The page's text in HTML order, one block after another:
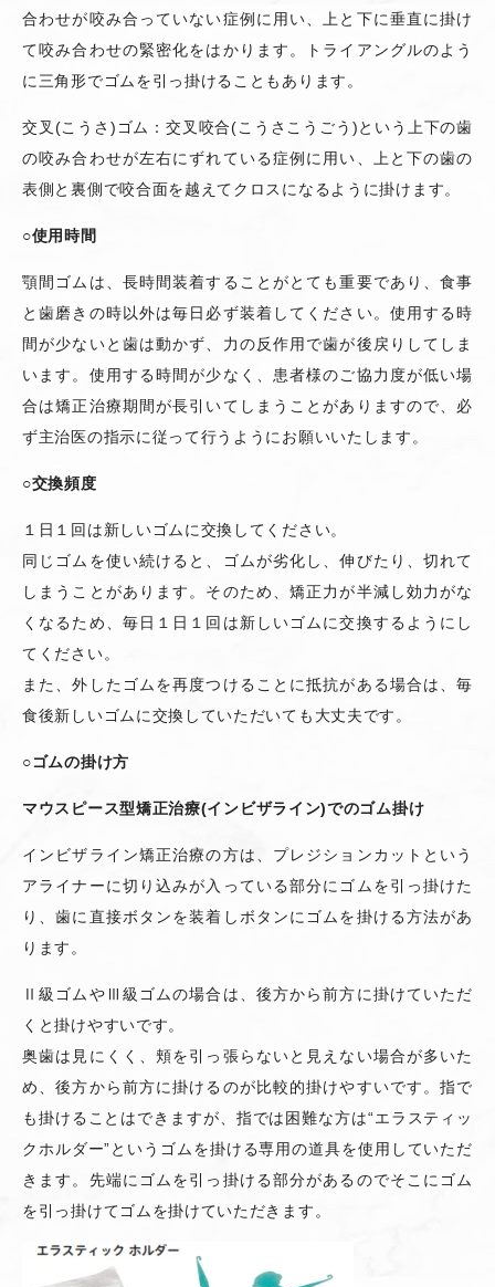
合わせが咬み合っていない症例に用い、上と下に垂直に掛け
て咬み合わせの緊密化をはかります。トライアングルのよう
に三角形でゴムを引っ掛けることもあります。
交叉 (こうさ ) ゴム：交叉咬合(こうさこうごう )という上下の歯
の咬み合わせが左右にずれている症例に用い、上と下の歯の
表側と裏側で咬合面を越えてクロスになるように掛けます。
○使用時間
顎間ゴムは、長時間装着することがとても重要であり、食事
と歯磨きの時以外は毎日必ず装着してください。使用する時
間が少ないと歯は動かず、力の反作用で歯が後戻りしてしま
います。使用する時間が少なく、患者様のご協力度が低い場
合は矯正治療期間が長引いてしまうことがありますので、必
ず主治医の指示に従って行うようにお願いいたします。
○交換頻度
１日１回は新しいゴムに交換してください。
同じゴムを使い続けると、ゴムが劣化し、伸びたり、切れて
しまうことがあります。そのため、矯正力が半減し効力がな
くなるため、毎日１日１回は新しいゴムに交換するようにし
てください。
また、外したゴムを再度つけることに抵抗がある場合は、毎
食後新しいゴムに交換していただいても大丈夫です。
○ゴムの掛け方
マウスピース型矯正治療(インビザライン)でのゴム掛け
インビザライン矯正治療の方は、プレジションカットという
アライナーに切り込みが入っている部分にゴムを引っ掛けた
り、歯に直接ボタンを装着しボタンにゴムを掛ける方法があ
ります。
Ⅱ級ゴムやⅢ級ゴムの場合は、後方から前方に掛けていただ
くと掛けやすいです。
奥歯は見にくく、頬を引っ張らないと見えない場合が多いた
め、後方から前方に掛けるのが比較的掛けやすいです。指で
も掛けることはできますが、指では困難な方は“エラスティッ
クホルダー”というゴムを掛ける専用の道具を使用していただ
きます。先端にゴムを引っ掛ける部分があるのでそこにゴム
を引っ掛けてゴムを掛けていただきます。